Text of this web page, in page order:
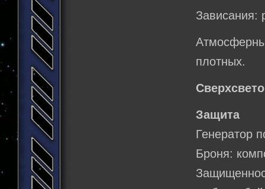
Зависания:
плотных.
Защита
Генератор
Броня: